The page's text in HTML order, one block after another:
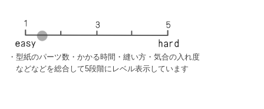
・型紙のパーツ数・かかる時間・縫い方・気合の入れ度
などなどを総合して5段階にレベル表示しています